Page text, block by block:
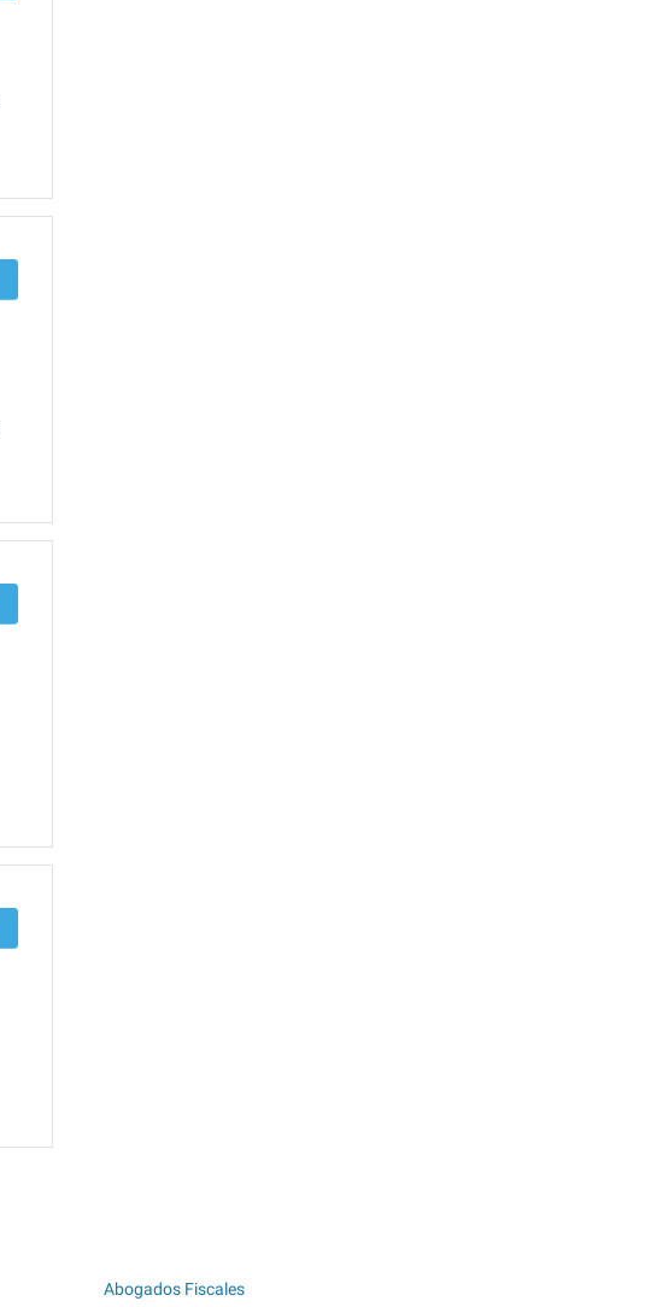
Abogados Fiscales